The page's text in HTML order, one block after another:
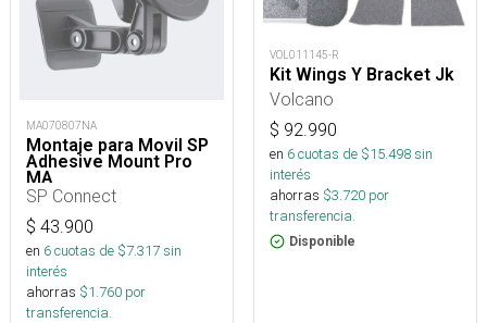
MA070807NA
Montaje para Movil SP
Adhesive Mount Pro
MA
SP Connect
$ 43.900
en 6cuotas de $7.317sin
interés
ahorras $1.760 por
transferencia.
VOL011145-R
Kit Wings Y Bracket Jk
Volcano
$ 92.990
en 6cuotas de $15.498sin
interés
ahorras $3.720 por
transferencia.
Disponible